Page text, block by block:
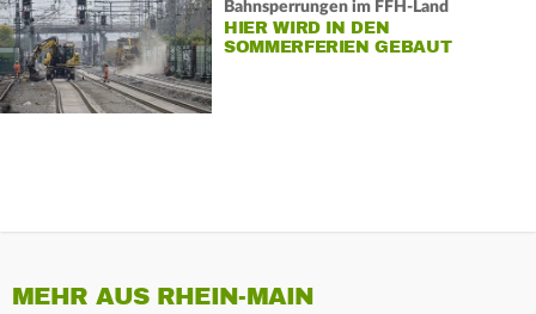
Bahnsperrungen im FFH-Land
HIER WIRD IN DEN
SOMMERFERIEN GEBAUT
MEHR AUS RHEIN-MAIN